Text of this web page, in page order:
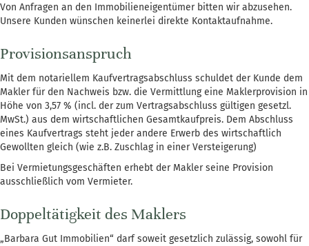
Von Anfragen an den Immobilieneigentümer bitten wir abzusehen.
Unsere Kunden wünschen keinerlei direkte Kontaktaufnahme.
Provisionsanspruch
Mit dem notariellem Kaufvertragsabschluss schuldet der Kunde dem
Makler für den Nachweis bzw. die Vermittlung eine Maklerprovision in
Höhe von 3,57 % (incl. der zum Vertragsabschluss gültigen gesetzl.
MwSt.) aus dem wirtschaftlichen Gesamtkaufpreis. Dem Abschluss
eines Kaufvertrags steht jeder andere Erwerb des wirtschaftlich
Gewollten gleich (wie z.B. Zuschlag in einer Versteigerung)
Bei Vermietungsgeschäften erhebt der Makler seine Provision
ausschließlich vom Vermieter.
Doppeltätigkeit des Maklers
„Barbara Gut Immobilien“ darf soweit gesetzlich zulässig, sowohl für